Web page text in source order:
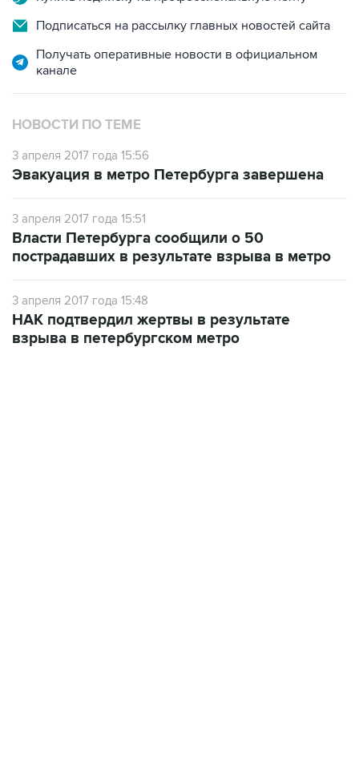
Подписаться на рассылку главных новостей сайта
Получать оперативные новости в официальном
канале
НОВОСТИ ПО ТЕМЕ
3 апреля 2017 года 15:56
Эвакуация в метро Петербурга завершена
3 апреля 2017 года 15:51
Власти Петербурга сообщили о 50
пострадавших в результате взрыва в метро
3 апреля 2017 года 15:48
НАК подтвердил жертвы в результате
взрыва в петербургском метро